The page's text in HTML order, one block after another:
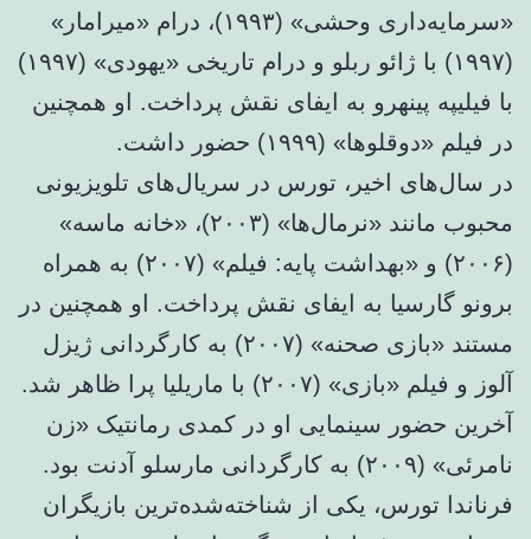
«سرمایه‌داری وحشی» (۱۹۹۳)، درام «میرامار»
(۱۹۹۷) با ژائو ربلو و درام تاریخی «یهودی» (۱۹۹۷)
با فیلیپه پینهرو به ایفای نقش پرداخت. او همچنین
در فیلم «دوقلوها» (۱۹۹۹) حضور داشت.
در سال‌های اخیر، تورس در سریال‌های تلویزیونی
محبوب مانند «نرمال‌ها» (۲۰۰۳)، «خانه ماسه»
(۲۰۰۶) و «بهداشت پایه: فیلم» (۲۰۰۷) به همراه
برونو گارسیا به ایفای نقش پرداخت. او همچنین در
مستند «بازی صحنه» (۲۰۰۷) به کارگردانی ژیزل
آلوز و فیلم «بازی» (۲۰۰۷) با ماریلیا پرا ظاهر شد.
آخرین حضور سینمایی او در کمدی رمانتیک «زن
نامرئی» (۲۰۰۹) به کارگردانی مارسلو آدنت بود.
فرناندا تورس، یکی از شناخته‌شده‌ترین بازیگران